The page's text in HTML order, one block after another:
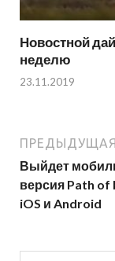
Новостной
неделю
23.11.2019
Выйдет
версия Path of
iOS и Android